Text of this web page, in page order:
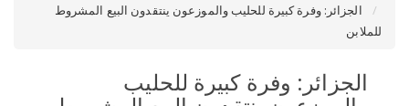
الجزائر: وفرة كبيرة للحليب والموزعون ينتقدون البيع المشروط
للملابن
الجزائر: وفرة كبيرة للحليب